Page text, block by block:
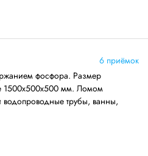
6 приёмок
фосфора. Размер
1500х500х500 мм. Ломом
водопроводные трубы, ванны,